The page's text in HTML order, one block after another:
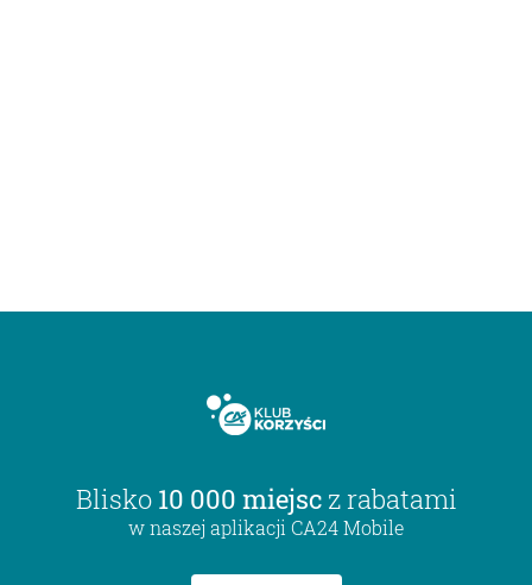
Blisko 10 000 miejsc z rabatami
w naszej aplikacji CA24 Mobile